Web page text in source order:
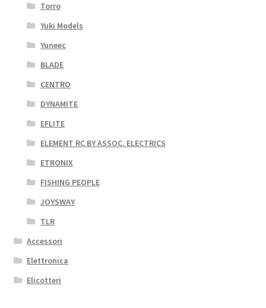
Torro
Yuki Models
Yuneec
BLADE
CENTRO
DYNAMITE
EFLITE
ELEMENT RC BY ASSOC. ELECTRICS
ETRONIX
FISHING PEOPLE
JOYSWAY
TLR
Accessori
Elettronica
Elicotteri